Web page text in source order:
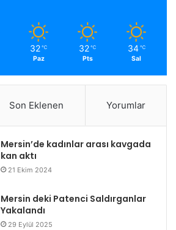
32 ℃
Paz
32 ℃
Pts
34 ℃
Sal
Son Eklenen Yorumlar
Mersin’de kadınlar arası kavgada
kan aktı
21 Ekim 2024
Mersin deki Patenci Saldırganlar
Yakalandı
29 Eylül 2025